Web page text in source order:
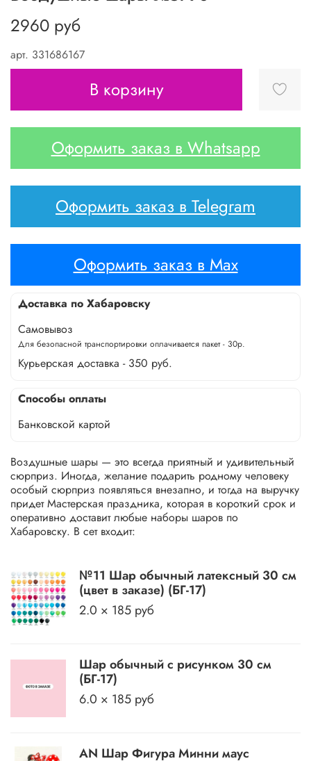
арт. 331686167
2960 руб
В корзину
Оформить заказ в Whatsapp
Оформить заказ в Telegram
Оформить заказ в Max
Доставка по Хабаровску
Самовывоз
Для безопасной транспортировки оплачивается пакет - 30р.
Курьерская доставка - 350 руб.
Способы оплаты
Банковской картой
№11 Шар обычный латексный 30 см
(цвет в заказе) (БГ-17)
2.0 × 185 руб
Шар обычный с рисунком 30 см
(БГ-17)
6.0 × 185 руб
AN Шар Фигура Минни маус
Воздушные шары — это всегда приятный и удивительный
сюрприз. Иногда, желание подарить родному человеку
особый сюрприз появляться внезапно, и тогда на выручку
придет Мастерская праздника, которая в короткий срок и
оперативно доставит любые наборы шаров по
Хабаровску. В сет входит: